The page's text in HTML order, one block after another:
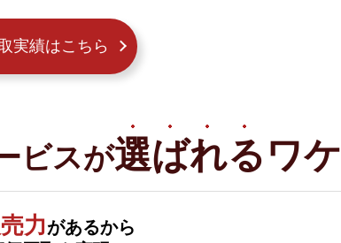
実績はこちら
ビスが選ばれるワケ
力があるから